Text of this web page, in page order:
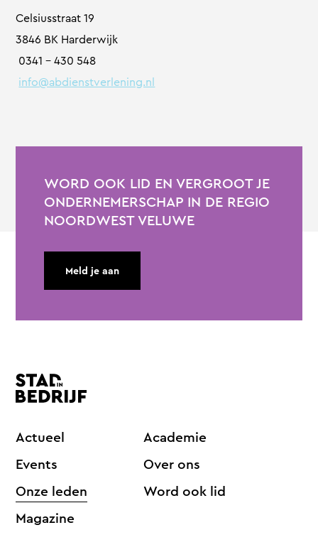
Celsiusstraat 19
3846 BK Harderwijk
0341 – 430 548
info@abdienstverlening.nl
WORD OOK LID EN VERGROOT JE
ONDERNEMERSCHAP IN DE REGIO
NOORDWEST VELUWE
Meld je aan
Actueel
Events
Onze leden
Magazine
Academie
Over ons
Word ook lid